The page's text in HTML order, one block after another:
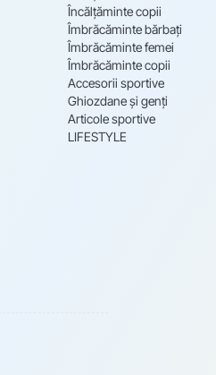
Încălțăminte copii
Îmbrăcăminte bărbați
Îmbrăcăminte femei
Îmbrăcăminte copii
Accesorii sportive
Ghiozdane și genți
Articole sportive
LIFESTYLE